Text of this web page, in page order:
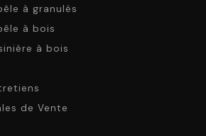
à granulés
à bois
à bois
de Vente